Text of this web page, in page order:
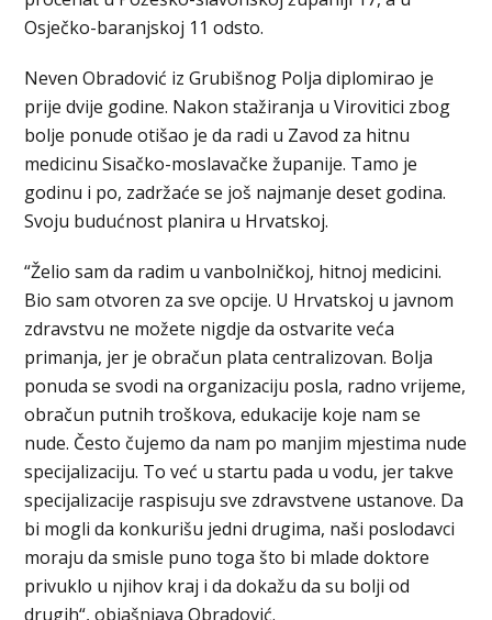
Osječko-baranjskoj 11 odsto.
Neven Obradović iz Grubišnog Polja diplomirao je
prije dvije godine. Nakon stažiranja u Virovitici zbog
bolje ponude otišao je da radi u Zavod za hitnu
medicinu Sisačko-moslavačke županije. Tamo je
godinu i po, zadržaće se još najmanje deset godina.
Svoju budućnost planira u Hrvatskoj.
“Želio sam da radim u vanbolničkoj, hitnoj medicini.
Bio sam otvoren za sve opcije. U Hrvatskoj u javnom
zdravstvu ne možete nigdje da ostvarite veća
primanja, jer je obračun plata centralizovan. Bolja
ponuda se svodi na organizaciju posla, radno vrijeme,
obračun putnih troškova, edukacije koje nam se
nude. Često čujemo da nam po manjim mjestima nude
specijalizaciju. To već u startu pada u vodu, jer takve
specijalizacije raspisuju sve zdravstvene ustanove. Da
bi mogli da konkurišu jedni drugima, naši poslodavci
moraju da smisle puno toga što bi mlade doktore
privuklo u njihov kraj i da dokažu da su bolji od
drugih“, objašnjava Obradović.